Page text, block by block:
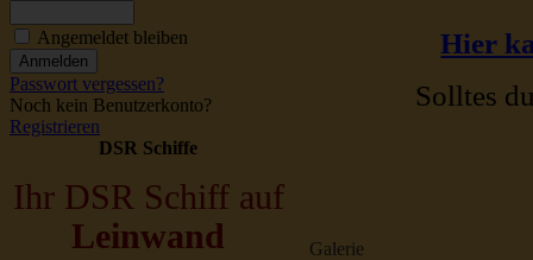
Angemeldet bleiben
Passwort vergessen?
Noch kein Benutzerkonto?
Registrieren
DSR Schiffe
Ihr DSR Schiff auf
Leinwand
Hier
Solltes
Galerie